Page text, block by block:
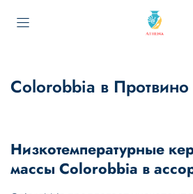
Colorobbia в Протвино
Низкотемпературные
массы Colorobbia в